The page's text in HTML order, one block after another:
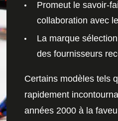
Promeut le savoir-
collaboration avec
La marque
des fournisseurs
Certains modèles tels
rapidement
années 2000 à la